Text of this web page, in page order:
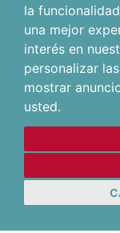
la
una mejor
interés en
personalizar
mostrar
usted.